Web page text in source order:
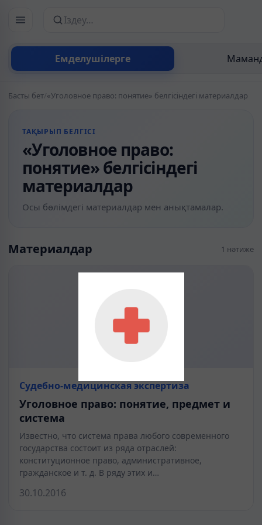
Емделушілерге
Сайттан іздеу
Басты бет/«Уголовное право: понятие» белгісіндегі материалдар
ТАҚЫРЫП БЕЛГІСІ
«Уголовное право:
понятие» белгісіндегі
материалдар
Осы бөлімдегі материалдар мен анықтамалар.
Материалдар 1 нәтиже
Судебно-медицинская экспертиза
Уголовное право: понятие, предмет и
система
Известно, что система права любого современного
государства состоит из ряда отраслей:
конституционное право, административное,
гражданское и т. д. В ряду этих и…
30.10.2016